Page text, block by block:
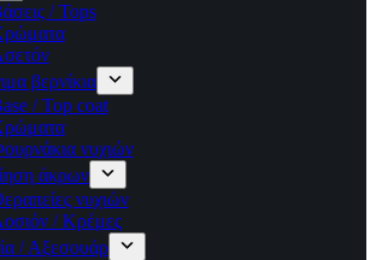
/ Tops
βερνίκια
/ Top coat
νυχιών
άκρων
νυχιών
/ Κρέμες
/ Αξεσουάρ